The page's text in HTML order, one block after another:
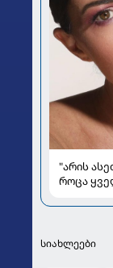
"არის
როცა
სიახლეები